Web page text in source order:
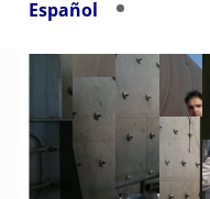
Español